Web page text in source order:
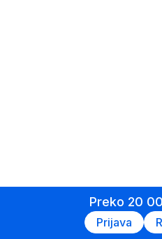
Preko 20
Prijava